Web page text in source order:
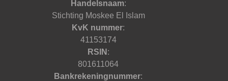
Handelsnaam:
Stichting Moskee El Islam
KvK nummer:
41153174
RSIN :
801611064
Bankrekeningnummer: